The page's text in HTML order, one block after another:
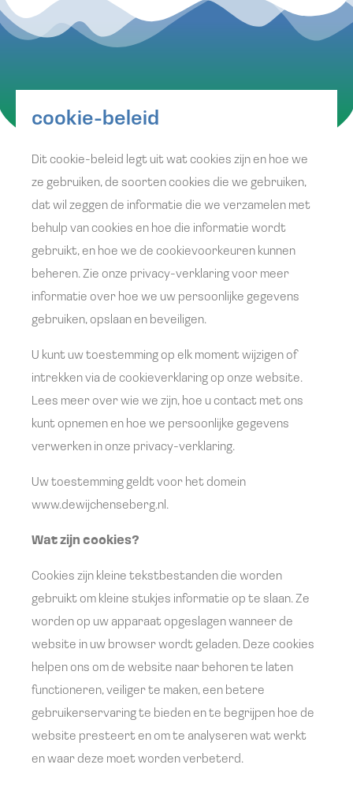
cookie-beleid
Dit cookie-beleid legt uit wat cookies zijn en hoe we
ze gebruiken, de soorten cookies die we gebruiken,
dat wil zeggen de informatie die we verzamelen met
behulp van cookies en hoe die informatie wordt
gebruikt, en hoe we de cookievoorkeuren kunnen
beheren. Zie onze privacy-verklaring voor meer
informatie over hoe we uw persoonlijke gegevens
gebruiken, opslaan en beveiligen.
U kunt uw toestemming op elk moment wijzigen of
intrekken via de cookieverklaring op onze website.
Lees meer over wie we zijn, hoe u contact met ons
kunt opnemen en hoe we persoonlijke gegevens
verwerken in onze privacy-verklaring.
Uw toestemming geldt voor het domein
www.dewijchenseberg.nl.
Wat zijn cookies?
Cookies zijn kleine tekstbestanden die worden
gebruikt om kleine stukjes informatie op te slaan. Ze
worden op uw apparaat opgeslagen wanneer de
website in uw browser wordt geladen. Deze cookies
helpen ons om de website naar behoren te laten
functioneren, veiliger te maken, een betere
gebruikerservaring te bieden en te begrijpen hoe de
website presteert en om te analyseren wat werkt
en waar deze moet worden verbeterd.